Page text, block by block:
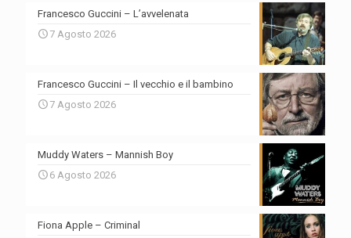
Francesco Guccini – L’avvelenata
7 Agosto 2026
Francesco Guccini – Il vecchio e il bambino
7 Agosto 2026
Muddy Waters – Mannish Boy
6 Agosto 2026
Fiona Apple – Criminal